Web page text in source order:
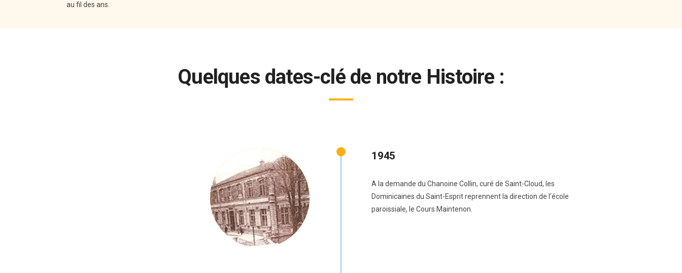
au fil des ans.
Quelques dates-clé de notre Histoire :
1945
A la demande du Chanoine Collin, curé de Saint-Cloud, les
Dominicaines du Saint-Esprit reprennent la direction de l’école
paroissiale, le Cours Maintenon.